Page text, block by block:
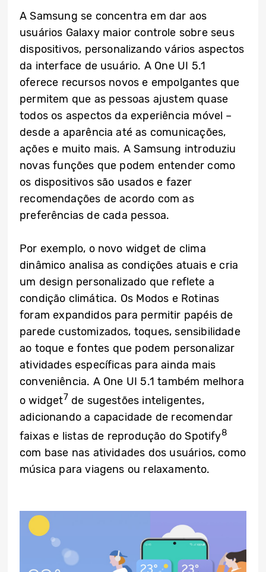
A Samsung se concentra em dar aos
usuários Galaxy maior controle sobre seus
dispositivos, personalizando vários aspectos
da interface de usuário. A One UI 5.1
oferece recursos novos e empolgantes que
permitem que as pessoas ajustem quase
todos os aspectos da experiência móvel –
desde a aparência até as comunicações,
ações e muito mais. A Samsung introduziu
novas funções que podem entender como
os dispositivos são usados e fazer
recomendações de acordo com as
preferências de cada pessoa.
Por exemplo, o novo widget de clima
dinâmico analisa as condições atuais e cria
um design personalizado que reflete a
condição climática. Os Modos e Rotinas
foram expandidos para permitir papéis de
parede customizados, toques, sensibilidade
ao toque e fontes que podem personalizar
atividades específicas para ainda mais
conveniência. A One UI 5.1 também melhora
o widget7 de sugestões inteligentes,
adicionando a capacidade de recomendar
faixas e listas de reprodução do Spotify8
com base nas atividades dos usuários, como
música para viagens ou relaxamento.